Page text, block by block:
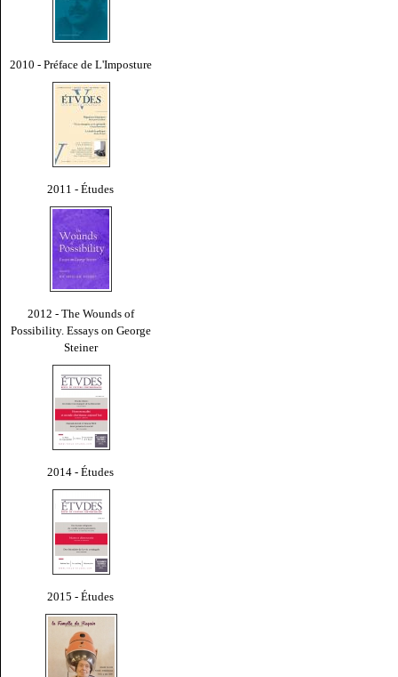
2010 - Préface de L'Imposture
2011 - Études
2012 - The Wounds of
Possibility. Essays on George
Steiner
2014 - Études
2015 - Études